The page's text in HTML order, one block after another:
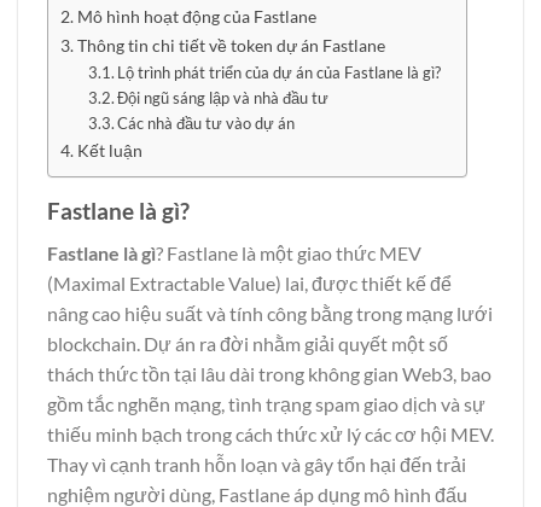
Mô hình hoạt động của Fastlane
Thông tin chi tiết về token dự án Fastlane
Lộ trình phát triển của dự án của Fastlane là gì?
Đội ngũ sáng lập và nhà đầu tư
Các nhà đầu tư vào dự án
Kết luận
Fastlane là gì?
Fastlane là gì? Fastlane là một giao thức MEV
(Maximal Extractable Value) lai, được thiết kế để
nâng cao hiệu suất và tính công bằng trong mạng lưới
blockchain. Dự án ra đời nhằm giải quyết một số
thách thức tồn tại lâu dài trong không gian Web3, bao
gồm tắc nghẽn mạng, tình trạng spam giao dịch và sự
thiếu minh bạch trong cách thức xử lý các cơ hội MEV.
Thay vì cạnh tranh hỗn loạn và gây tổn hại đến trải
nghiệm người dùng, Fastlane áp dụng mô hình đấu